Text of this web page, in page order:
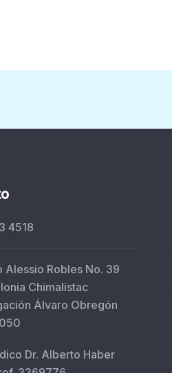
4518
Alessio Robles No. 39
Chimalistac
Álvaro Obregón
Dr. Alberto Haber